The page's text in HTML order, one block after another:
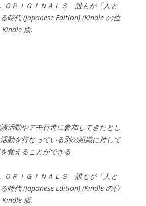
ＯＲＩＧＩＮＡＬＳ 誰もが「人と
時代 (Japanese Edition) (Kindle の位
版.
活動やデモ行進に参加してきたとし
動を行なっている別の組織に対して
覚えることができる
ＯＲＩＧＩＮＡＬＳ 誰もが「人と
時代 (Japanese Edition) (Kindle の位
版.